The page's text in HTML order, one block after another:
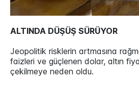
ALTINDA DÜŞÜŞ SÜRÜYOR
Jeopolitik risklerin artmasına
faizleri ve güçlenen dolar, altın
çekilmeye neden oldu.